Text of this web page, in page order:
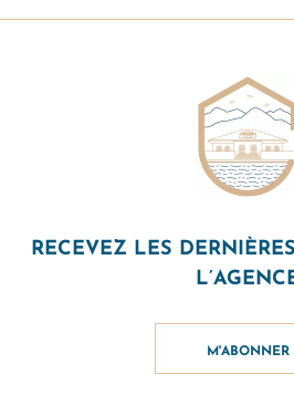
RECEVEZ LES
M'ABONNER